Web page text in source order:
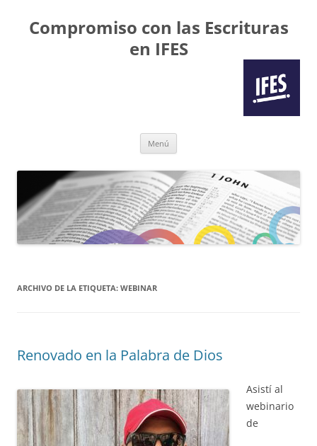
Compromiso con las Escrituras
en IFES
Menú
ARCHIVO DE LA ETIQUETA: WEBINAR
Renovado en la Palabra de Dios
Asistí al
webinario
de